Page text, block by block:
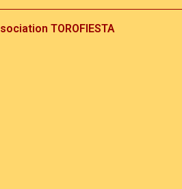
TOROFIESTA